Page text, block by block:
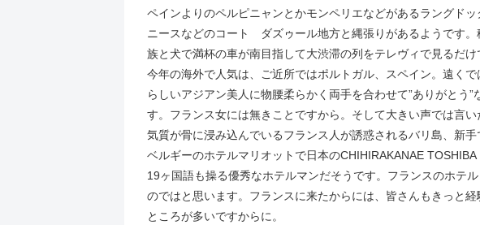
ペインよりのペルピニャンとかモンペリエなどがあるラングド
ニースなどのコート ダズゥール地方と縄張りがあるようです
族と犬で満杯の車が南目指して大渋滞の列をテレヴィで見るだけ
今年の海外で人気は、ご近所ではポルトガル、スペイン。遠く
らしいアジアン美人に物腰柔らかく両手を合わせて”ありがとう
す。フランス女には無きことですから。そして大きい声では言
気質が骨に浸み込んでいるフランス人が誘惑されるバリ島、新手
ベルギーのホテルマリオットで日本のCHIHIRAKANAE
19ヶ国語も操る優秀なホテルマンだそうです。フランスのホテ
のではと思います。フランスに来たからには、皆さんもきっと
ところが多いですからに。